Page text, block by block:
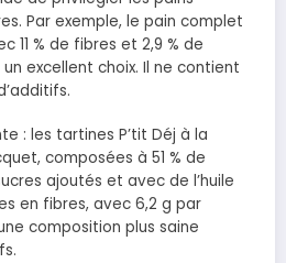
Par exemple, le pain complet
11 % de fibres et 2,9 % de
excellent choix. Il ne contient
: les tartines P’tit Déj à la
composées à 51 % de
ajoutés et avec de l’huile
en fibres, avec 6,2 g par
composition plus saine